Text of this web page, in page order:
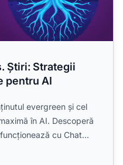
Știri: Strategii
pentru AI
evergreen și cel
în AI. Descoperă
cu Chat...